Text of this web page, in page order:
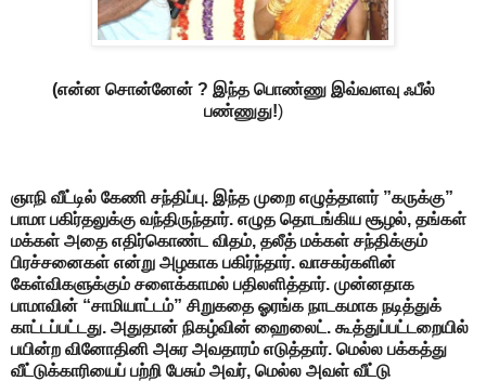
(என்ன சொன்னேன் ? இந்த பொண்ணு இவ்வளவு ஃபீல்
பண்ணுது!)
ஞாநி வீட்டில் கேணி சந்திப்பு. இந்த முறை எழுத்தாளர் ”கருக்கு”
பாமா பகிர்தலுக்கு வந்திருந்தார். எழுத தொடங்கிய சூழல், தங்கள்
மக்கள் அதை எதிர்கொண்ட விதம், தலீத் மக்கள் சந்திக்கும்
பிரச்சனைகள் என்று அழகாக பகிர்ந்தார். வாசகர்களின்
கேள்விகளுக்கும் சளைக்காமல் பதிலளித்தார். முன்னதாக
பாமாவின் “சாமியாட்டம்” சிறுகதை ஓரங்க நாடகமாக நடித்துக்
காட்டப்பட்டது. அதுதான் நிகழ்வின் ஹைலைட். கூத்துப்பட்டறையில்
பயின்ற வினோதினி அசுர அவதாரம் எடுத்தார். மெல்ல பக்கத்து
வீட்டுக்காரியைப் பற்றி பேசும் அவர், மெல்ல அவள் வீட்டு